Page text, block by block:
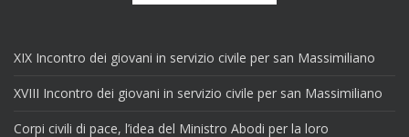
XIX Incontro dei giovani in servizio civile per san Massimiliano
XVIII Incontro dei giovani in servizio civile per san Massimiliano
Corpi civili di pace, l’idea del Ministro Abodi per la loro